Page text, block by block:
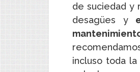
de suciedad y
desagües y
incluso toda